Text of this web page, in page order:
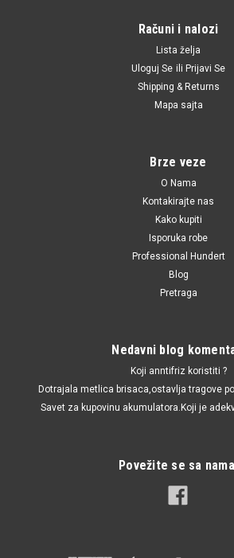
Računi i nalozi
Lista želja
Uloguj Se ili Prijavi Se
Shipping & Returns
Mapa sajta
Brze veze
O Nama
Kontakirajte nas
Kako kupiti
Isporuka robe
Professional Hundert
Blog
Pretraga
Nedavni blog
Koji anntifriz koristiti ?
Dotrajala metlica brisaca,ostavlja tragove
Savet za kupovinu akumulatora.Koji je
Povežite se sa